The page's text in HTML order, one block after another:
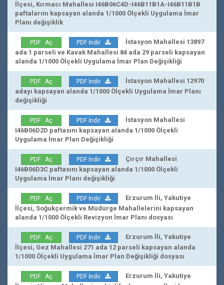
İlçesi, Kırmacı Mahallesi I46B06C4D-I46B11B1A-I46B11B1B
paftalarını kapsayan alanda 1/1000 Ölçekli Uygulama İmar
Planı değişiklik
PDF Aç PDF İndir
İstasyon Mahallesi 13897
ada 1 parseli ve Kavak Mahallesi 84 ada 29 parseli kapsayan
alanda 1/1000 Ölçekli Uygulama İmar Plan Değişikliği
PDF Aç PDF İndir
İstasyon Mahallesi 12970
adayı kapsayan alanda 1/1000 Ölçekli Uygulama İmar Planı
değişikliği
PDF Aç PDF İndir
İstasyon Mahallesi
I46B06D2D paftasını kapsayan alanda 1/1000 Ölçekli
Uygulama İmar Plan Değişikliği
PDF Aç PDF İndir
Çırçır Mahallesi
I46B06D3C paftasını kapsayan alanda 1/1000 Ölçekli
Uygulama İmar Planı değişikliği
PDF Aç PDF İndir
Erzurum İli, Yakutiye
İlçesi, Soğukçermik ve Müdürge Mahallelerini kapsayan
alanda 1/1000 Ölçekli Revizyon İmar Planı dosyası
PDF Aç PDF İndir
Erzurum İli, Yakutiye
İlçesi, Gez Mahallesi 271 ada 12 parseli kapsayan alanda
1/1000 Ölçekli Uygulama İmar Plan Değişikliği dosyası
PDF Aç PDF İndir
Erzurum İli, Yakutiye